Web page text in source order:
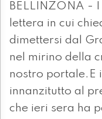
BELLINZONA -
lettera in cui
dimettersi dal
nel mirino della
nostro portale.E
innanzitutto al
che ieri sera ha